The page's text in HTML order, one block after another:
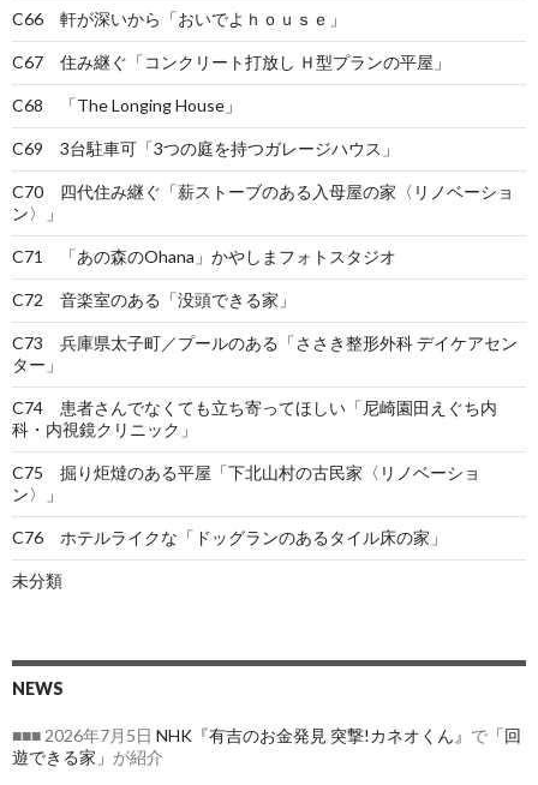
C66 軒が深いから「おいでよｈｏｕｓｅ」
C67 住み継ぐ「コンクリート打放し Ｈ型プランの平屋」
C68 「The Longing House」
C69 3台駐車可「3つの庭を持つガレージハウス」
C70 四代住み継ぐ「薪ストーブのある入母屋の家〈リノベーショ
ン〉」
C71 「あの森のOhana」かやしまフォトスタジオ
C72 音楽室のある「没頭できる家」
C73 兵庫県太子町／プールのある「ささき整形外科 デイケアセン
ター」
C74 患者さんでなくても立ち寄ってほしい「尼崎園田えぐち内
科・内視鏡クリニック」
C75 掘り炬燵のある平屋「下北山村の古民家〈リノベーショ
ン〉」
C76 ホテルライクな「ドッグランのあるタイル床の家」
未分類
NEWS
■■■ 2026年7月5日 NHK『有吉のお金発見 突撃!カネオくん』 で 「回
遊できる家」 が紹介